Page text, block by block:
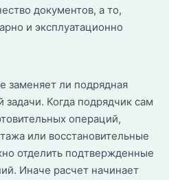
документов, а то,
и эксплуатационно
заменяет ли подрядная
Когда подрядчик сам
операций,
или восстановительные
отделить подтвержденные
Иначе расчет начинает